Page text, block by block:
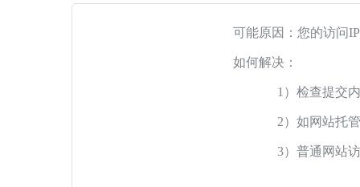
可能原因：您的访问
如何解决：
1）检查提交
2）如网站托
3）普通网站